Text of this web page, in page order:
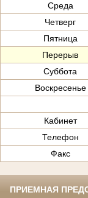
Среда
Четверг
Пятница
Перерыв
Суббота
Воскресенье
Кабинет
Телефон
Факс
ПРИЕМНАЯ